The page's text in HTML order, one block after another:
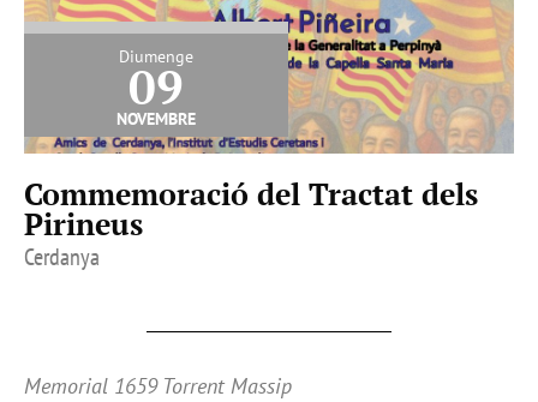
Diumenge
09
novembre
Commemoració del Tractat dels
Pirineus
Cerdanya
Memorial 1659 Torrent Massip